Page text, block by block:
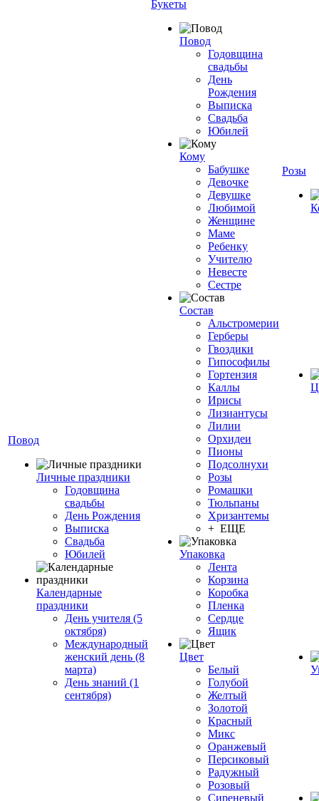
Повод
Личные праздники
Годовщина
свадьбы
День Рождения
Выписка
Свадьба
Юбилей
Календарные
праздники
День учителя (5
октября)
Международный
женский день (8
марта)
День знаний (1
сентября)
Букеты
Повод
Годовщина
свадьбы
День
Рождения
Выписка
Свадьба
Юбилей
Кому
Бабушке
Девочке
Девушке
Любимой
Женщине
Маме
Ребенку
Учителю
Невесте
Сестре
Состав
Альстромерии
Герберы
Гвоздики
Гипософилы
Гортензия
Каллы
Ирисы
Лизиантусы
Лилии
Орхидеи
Пионы
Подсолнухи
Розы
Ромашки
Тюльпаны
Хризантемы
+ ЕЩЕ
Упаковка
Лента
Корзина
Коробка
Пленка
Сердце
Ящик
Цвет
Белый
Голубой
Желтый
Золотой
Красный
Микс
Оранжевый
Персиковый
Радужный
Розовый
Сиреневый
Розы